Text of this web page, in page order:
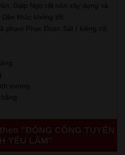
Giáp Ngọ rất nên xây dựng và
khác không tốt.
phạm Phục Đoạn Sát ( kiêng cữ
vượng.
"ĐỔNG CÔNG TUYỂN
YẾU LÃM"